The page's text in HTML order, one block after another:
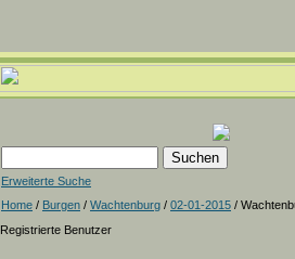
Erweiterte Suche
Home / Burgen / Wachtenburg / 02-01-2015 /
Registrierte Benutzer